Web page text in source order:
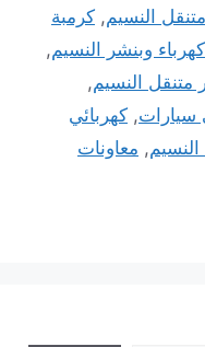
النسيم, كرمبة
كهرباء وبنشر النسيم,
متنقل النسيم,
سيارات, كهربائي
, معاونات